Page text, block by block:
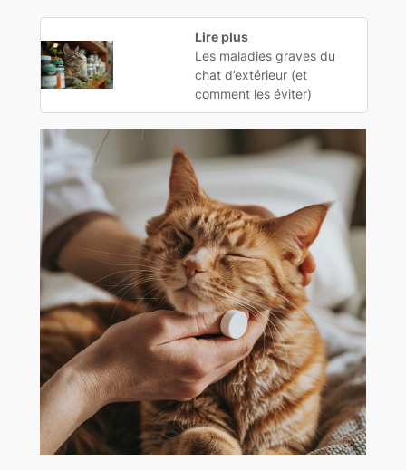
Lire plus
Les maladies graves du
chat d’extérieur (et
comment les éviter)